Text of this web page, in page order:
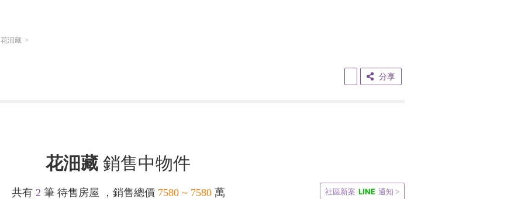
花沺藏
分享
花沺藏 銷售中物件
共有 2 筆 待售房屋 ，銷售總價 7580 ~ 7580萬 社區新案 LINE 通知 >